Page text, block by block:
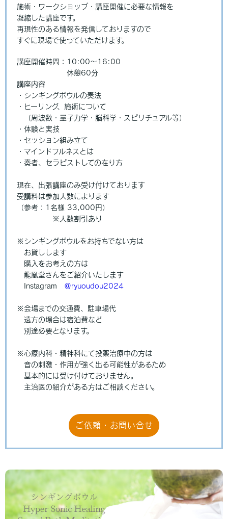
施術・ワークショップ・講座開催に必要な情報を
凝縮した講座です。
再現性のある情報を発信しておりますので
すぐに現場で使っていただけます。
講座開催時間：10:00～16:00
休憩60分
講座内容
・シンギングボウルの奏法
・ヒーリング、施術について
（周波数・量子力学・脳科学・スピリチュアル等）
・体験と実技
・セッション組み立て
・マインドフルネスとは
・奏者、セラピストしての在り方
現在、出張講座のみ受け付けております
受講料は参加人数によります
（参考：1名様 33,000円）
※人数割引あり
※シンギングボウルをお持ちでない方は
お貸しします
購入をお考えの方は
龍凰堂さんをご紹介いたします
Instagram ＠ryuoudou2024
※会場までの交通費、駐車場代
遠方の場合は宿泊費など
別途必要となります。
※心療内科・精神科にて投薬治療中の方は
音の刺激・作用が強く出る可能性があるため
基本的には受け付けておりません。
主治医の紹介がある方はご相談ください。
ご依頼・お問い合せ